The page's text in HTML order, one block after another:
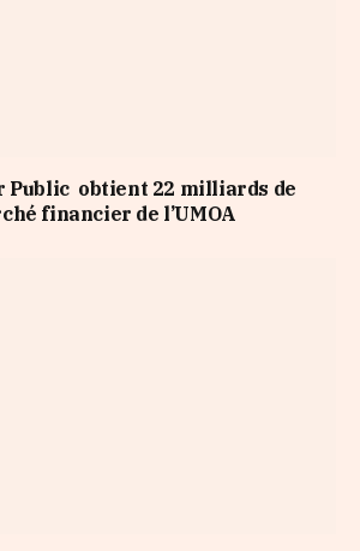
Public obtient 22 milliards de
financier de l’UMOA